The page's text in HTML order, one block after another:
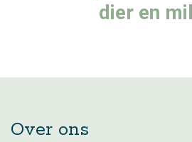
dier en
Over ons